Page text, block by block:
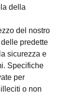
della
del nostro
predette
sicurezza e
Specifiche
per
o non